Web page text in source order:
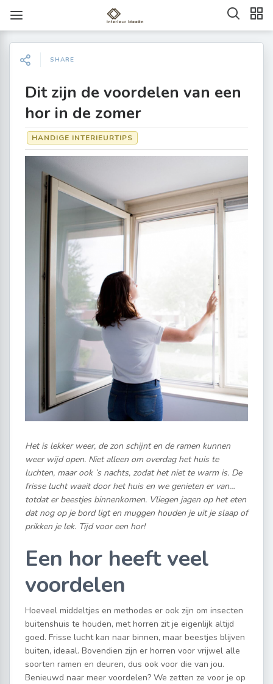
SHARE
Dit zijn de voordelen van een
hor in de zomer
HANDIGE INTERIEURTIPS
Het is lekker weer, de zon schijnt en de ramen kunnen
weer wijd open. Niet alleen om overdag het huis te
luchten, maar ook ’s nachts, zodat het niet te warm is. De
frisse lucht waait door het huis en we genieten er van…
totdat er beestjes binnenkomen. Vliegen jagen op het eten
dat nog op je bord ligt en muggen houden je uit je slaap of
prikken je lek. Tijd voor een hor!
Een hor heeft veel
voordelen
Hoeveel middeltjes en methodes er ook zijn om insecten
buitenshuis te houden, met horren zit je eigenlijk altijd
goed. Frisse lucht kan naar binnen, maar beestjes blijven
buiten, ideaal. Bovendien zijn er horren voor vrijwel alle
soorten ramen en deuren, dus ook voor die van jou.
Benieuwd naar meer voordelen? We zetten ze voor je op